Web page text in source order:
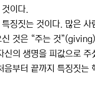
이다.
징짓는 것이다. 많은 사
것은 “주는 것
의 생명을 피값으로 주
부터 끝까지 특징짓는